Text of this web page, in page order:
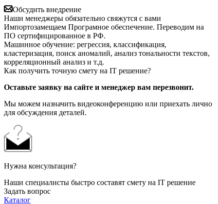
Обсудить внедрение
Наши менеджеры обязательно свяжутся с вами
Импортозамещаем Програмное обеспечение. Переводим на
ПО сертифицированное в РФ.
Машинное обучение: регрессия, классификация,
кластеризация, поиск аномалий, анализ тональности текстов,
корреляционный анализ и т.д.
Как получить точную смету на IT решение?
Оставьте заявку на сайте и менеджер вам перезвонит.
Мы можем назначить видеоконференцию или приехать лично
для обсуждения деталей.
Нужна консультация?
Наши специалисты быстро составят смету на IT решение
Задать вопрос
Каталог